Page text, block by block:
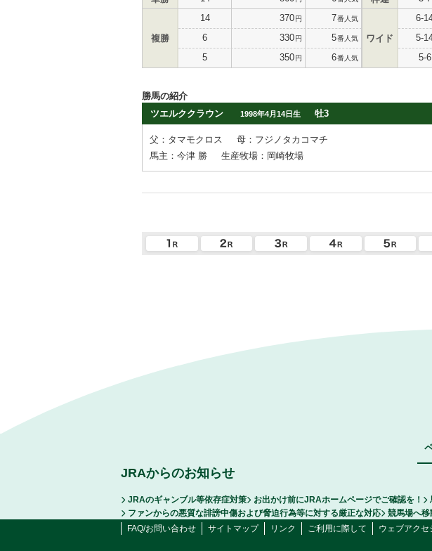
複勝
14 370円 7番人気
6 330円 5番人気
5 350円 6番人気
ワイド
6-
5-
5-6
勝馬の紹介
ツエルククラウン
1998年4月14日生 牡3
父：タマモクロス
母：フジノタカコマチ
馬主：今津 勝
生産牧場：岡崎牧場
JRAからのお知らせ
JRAのギャンブル等依存症対策 お出かけ前にJRAホームページでご確認を！
ファンからの悪質な誹謗中傷および脅迫行為等に対する厳正な対応
競馬場へ
FAQ/お問い合わせ
サイトマップ リンク ご利用に際して ウェブアクセ